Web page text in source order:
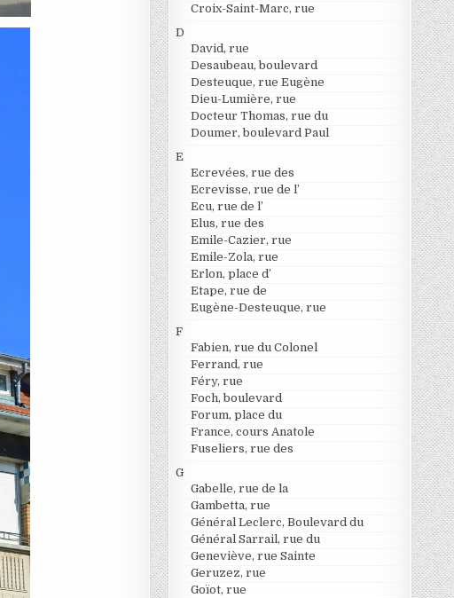
Croix-Saint-Marc, rue
D
David, rue
Desaubeau, boulevard
Desteuque, rue Eugène
Dieu-Lumière, rue
Docteur Thomas, rue du
Doumer, boulevard Paul
E
Ecrevées, rue des
Ecrevisse, rue de l’
Ecu, rue de l’
Elus, rue des
Emile-Cazier, rue
Emile-Zola, rue
Erlon, place d’
Etape, rue de
Eugène-Desteuque, rue
F
Fabien, rue du Colonel
Ferrand, rue
Féry, rue
Foch, boulevard
Forum, place du
France, cours Anatole
Fuseliers, rue des
G
Gabelle, rue de la
Gambetta, rue
Général Leclerc, Boulevard du
Général Sarrail, rue du
Geneviève, rue Sainte
Geruzez, rue
Goïot, rue